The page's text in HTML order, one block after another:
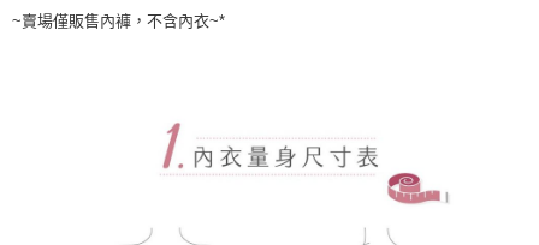
離島
每筆NT$80，滿NT$1,000(含以上)免運費
~賣場僅販售內褲，不含內衣~*